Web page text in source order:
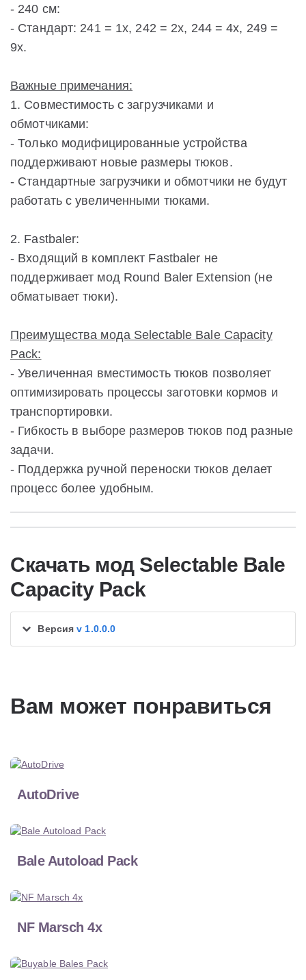
- 240 см:
- Стандарт: 241 = 1х, 242 = 2х, 244 = 4х, 249 =
9х.
Важные примечания:
1. Совместимость с загрузчиками и
обмотчиками:
- Только модифицированные устройства
поддерживают новые размеры тюков.
- Стандартные загрузчики и обмотчики не будут
работать с увеличенными тюками.
2. Fastbaler:
- Входящий в комплект Fastbaler не
поддерживает мод Round Baler Extension (не
обматывает тюки).
Преимущества мода Selectable Bale Capacity
Pack:
- Увеличенная вместимость тюков позволяет
оптимизировать процессы заготовки кормов и
транспортировки.
- Гибкость в выборе размеров тюков под разные
задачи.
- Поддержка ручной переноски тюков делает
процесс более удобным.
Скачать мод Selectable Bale
Capacity Pack
Версияv 1.0.0.0
Вам может понравиться
AutoDrive
Bale Autoload Pack
NF Marsch 4x